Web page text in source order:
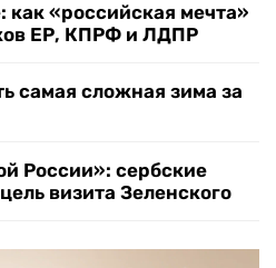
как «российская мечта»
ЕР, КПРФ и ЛДПР
самая сложная зима за
России»: сербские
визита Зеленского